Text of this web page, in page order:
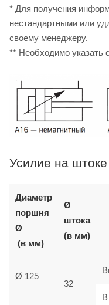
* Для получения
нестандартными или
своему менеджеру.
** Необходимо указать
Усилие на
Диаметр
поршня
Ø
(в мм)
Ø
штока
(в мм)
Ø 125
32